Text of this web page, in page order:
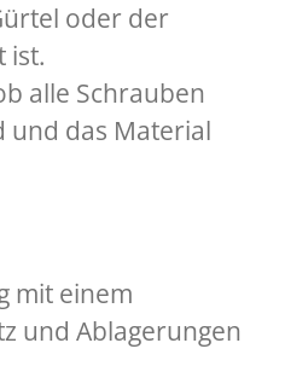
oder der
ist.
alle Schrauben
und das Material
mit einem
und Ablagerungen